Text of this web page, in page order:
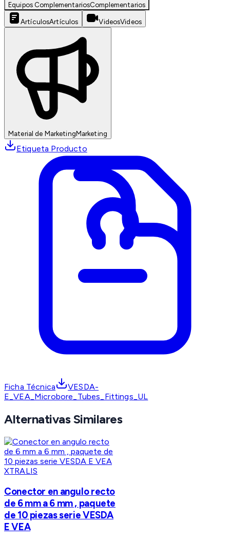
Equipos ComplementariosComplementarios
ArtículosArtículos VideosVideos
Material de MarketingMarketing
Etiqueta Producto
Ficha Técnica
VESDA-
E_VEA_Microbore_Tubes_Fittings_UL
Alternativas Similares
XTRALIS
Conector en angulo recto
de 6 mm a 6 mm , paquete
de 10 piezas serie VESDA
E VEA